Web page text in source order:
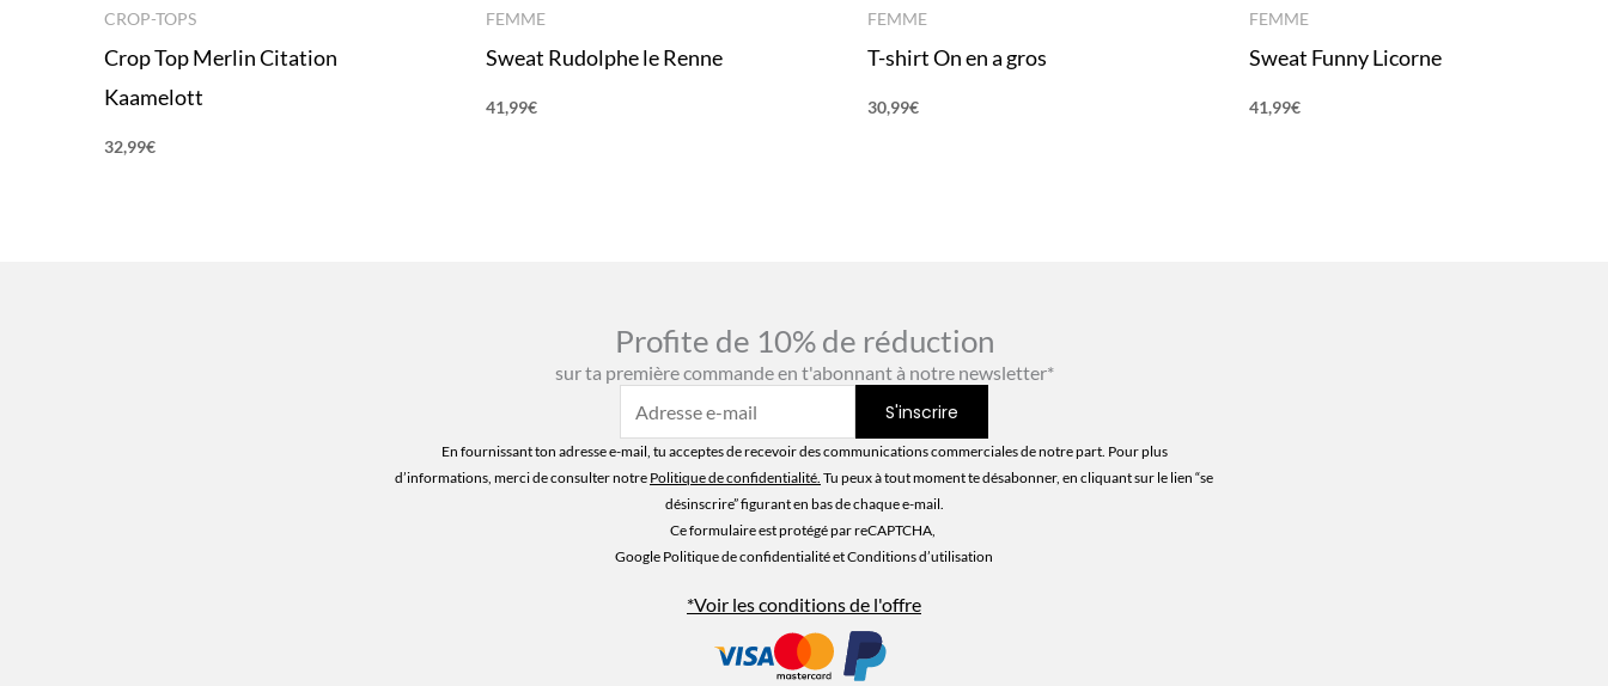
CROP-TOPS
Crop Top Merlin Citation
Kaamelott
32,99€
FEMME
Sweat Rudolphe le Renne
41,99€
FEMME
T-shirt On en a gros
30,99€
FEMME
Sweat Funny Licorne
41,99€
Profite de 10% de réduction
sur ta première commande en t'abonnant à notre newsletter*
En fournissant ton adresse e-mail, tu acceptes de recevoir des communications commerciales de notre part. Pour plus
d’informations, merci de consulter notre Politique de confidentialité. Tu peux à tout moment te désabonner, en cliquant sur le lien “se
désinscrire” figurant en bas de chaque e-mail.
Ce formulaire est protégé par reCAPTCHA,
Google Politique de confidentialitéet Conditions d’utilisation
*Voir les conditions de l'offre